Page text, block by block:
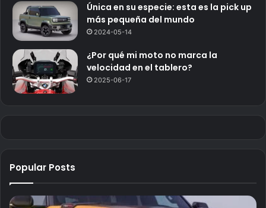
Única en su especie: esta es la pick up
más pequeña del mundo
2024-05-14
¿Por qué mi moto no marca la
velocidad en el tablero?
2025-06-17
Popular Posts